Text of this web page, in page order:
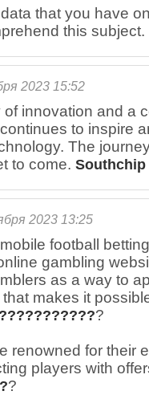
that you have
this subject.
2023 15:52
of innovation and a
to inspire
The
to come. Southchip
2023 13:25
football
gambling
as a way to
makes it
?
renowned for their
players with
?